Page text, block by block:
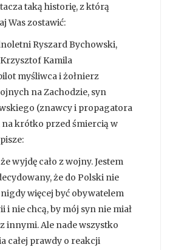
taką historię, z którą
Was zostawić:
Ryszard Bychowski,
Kamila
myśliwca i żołnierz
na Zachodzie, syn
(znawcy i propagatora
na krótko przed śmiercią w
wyjdę cało z wojny. Jestem
że do Polski nie
więcej być obywatelem
i nie chcą, by mój syn nie miał
innymi. Ale nade wszystko
całej prawdy o reakcji